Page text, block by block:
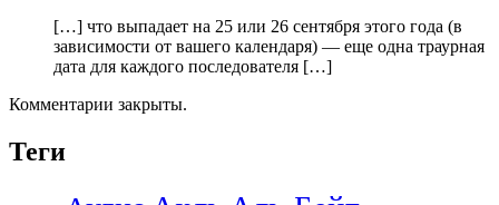
[…] что выпадает на 25 или 26 сентября этого года (в
зависимости от вашего календаря) — еще одна траурная
дата для каждого последователя […]
Комментарии закрыты.
Теги